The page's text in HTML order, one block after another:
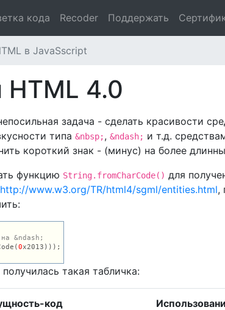
кода Recoder Поддержать
в JavaSscript
4.0
задача - сделать красивости
типа &nbsp;, &ndash; и т.д.
короткий знак - (минус) на более
функцию String.fromCharCode() для
http://www.w3.org/TR/html4/sgml/entities.html,
&ndash;
0x2013)));
такая табличка:
код